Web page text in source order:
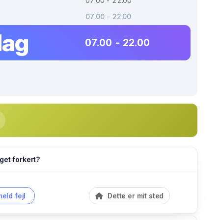
07.00 - 22.00
07.00 - 22.00
forkert?
fejl Dette er mit sted